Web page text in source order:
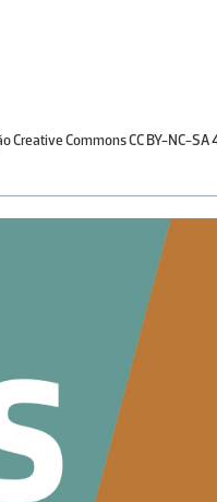
Creative Commons CC BY-NC-SA